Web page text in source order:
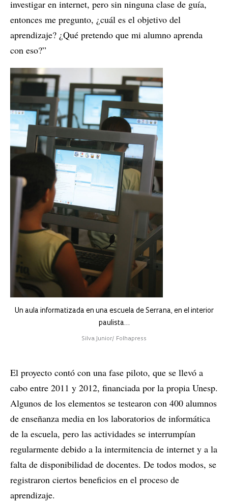
investigar en internet, pero sin ninguna clase de guía,
entonces me pregunto, ¿cuál es el objetivo del
aprendizaje? ¿Qué pretendo que mi alumno aprenda
con eso?”
Un aula informatizada en una escuela de Serrana, en el interior
paulista…
Silva Junior/ Folhapress
El proyecto contó con una fase piloto, que se llevó a
cabo entre 2011 y 2012, financiada por la propia Unesp.
Algunos de los elementos se testearon con 400 alumnos
de enseñanza media en los laboratorios de informática
de la escuela, pero las actividades se interrumpían
regularmente debido a la intermitencia de internet y a la
falta de disponibilidad de docentes. De todos modos, se
registraron ciertos beneficios en el proceso de
aprendizaje.